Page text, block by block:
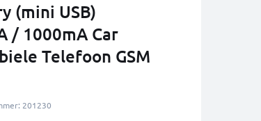
(mini USB)
/ 1000mA Car
Telefoon GSM
201230